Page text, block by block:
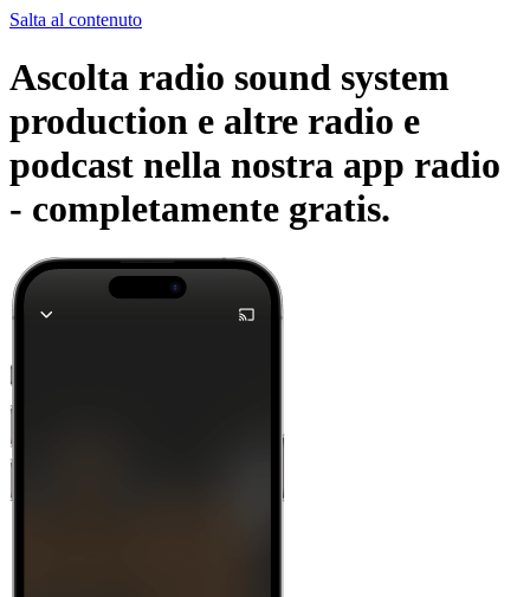
Salta al contenuto
Ascolta radio sound system
production e altre radio e
podcast nella nostra app radio
- completamente gratis.